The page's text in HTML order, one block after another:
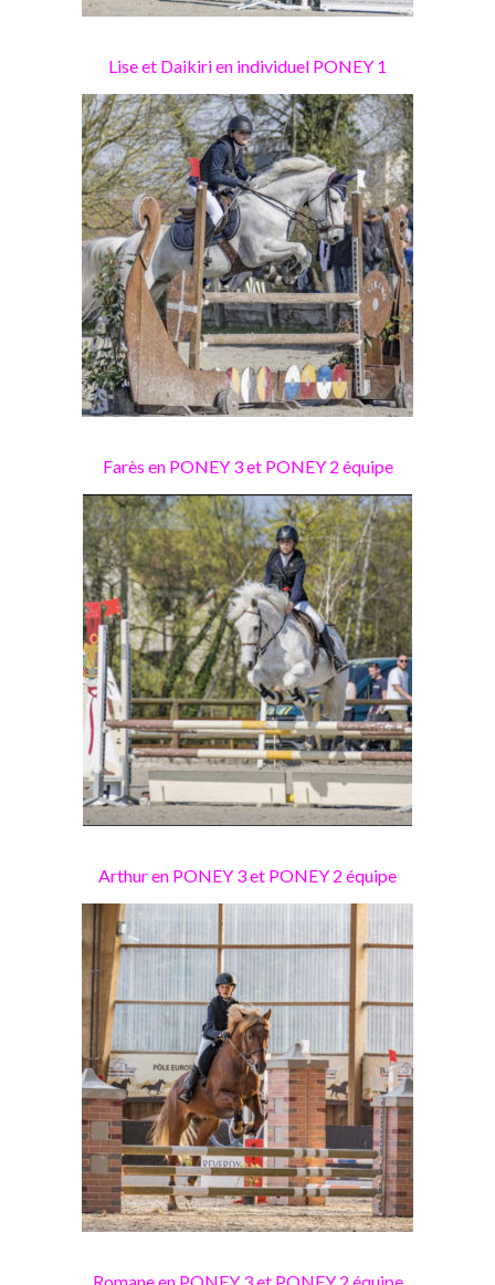
Lise et Daikiri en individuel PONEY 1
Farès en PONEY 3 et PONEY 2 équipe
Arthur en PONEY 3 et PONEY 2 équipe
Romane en PONEY 3 et PONEY 2 équipe